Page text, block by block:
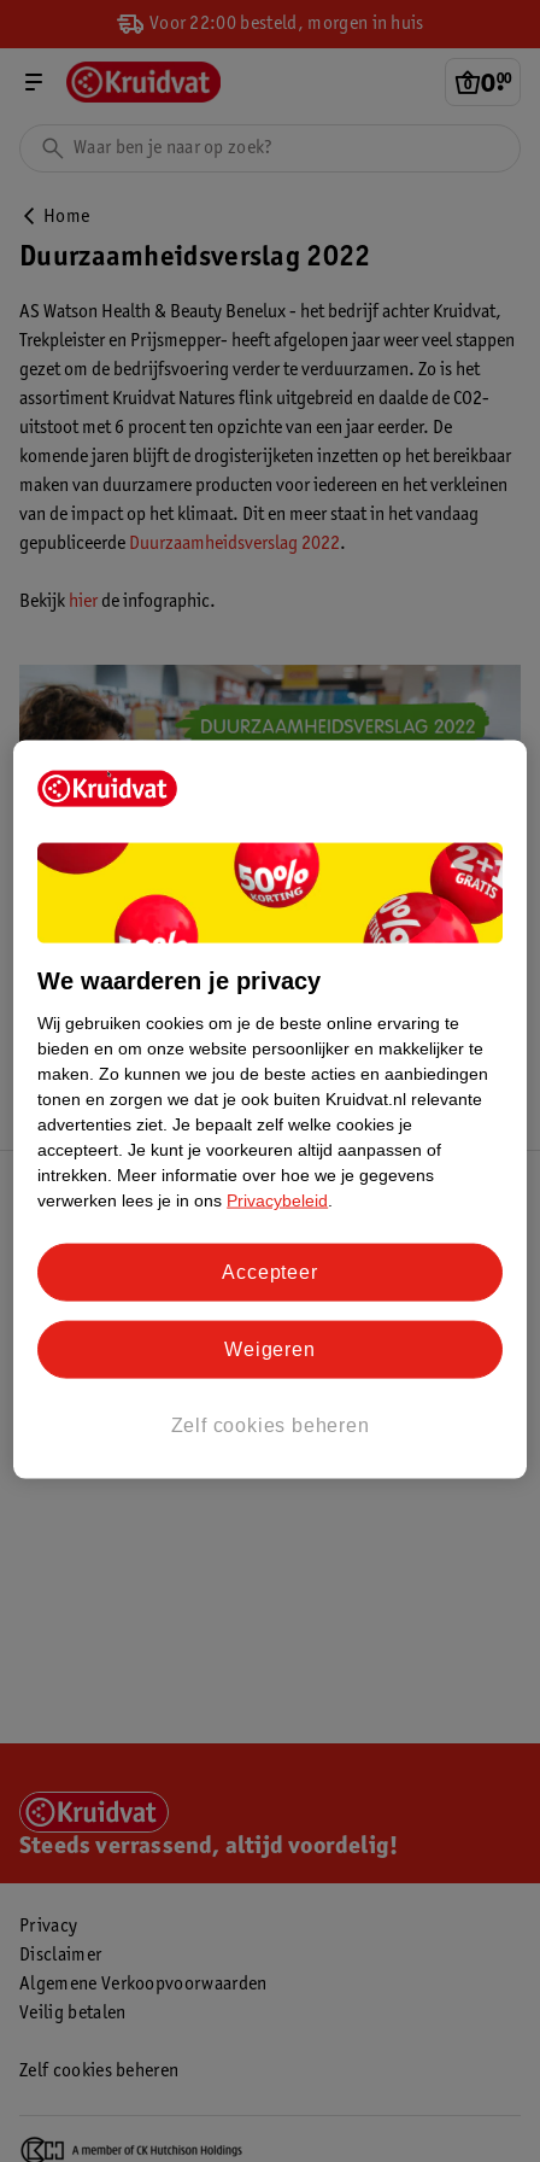
Voor 22:00 besteld, morgen in huis
0.
00
Home
Duurzaamheidsverslag 2022
AS Watson Health & Beauty Benelux - het bedrijf achter Kruidvat,
Trekpleister en Prijsmepper- heeft afgelopen jaar weer veel stappen
gezet om de bedrijfsvoering verder te verduurzamen. Zo is het
assortiment Kruidvat Natures flink uitgebreid en daalde de CO2-
uitstoot met 6 procent ten opzichte van een jaar eerder. De
komende jaren blijft de drogisterijketen inzetten op het bereikbaar
maken van duurzamere producten voor iedereen en het verkleinen
van de impact op het klimaat. Dit en meer staat in het vandaag
gepubliceerde Duurzaamheidsverslag 2022.
Bekijk hier de infographic.
Kruidvat Club
Klantenservice
Over Kruidvat
Steeds verrassend, altijd voordelig!
Privacy
Disclaimer
Algemene Verkoopvoorwaarden
Veilig betalen
Zelf cookies beheren
We waarderen je privacy
Wij gebruiken cookies om je de beste online ervaring te
bieden en om onze website persoonlijker en makkelijker te
maken. Zo kunnen we jou de beste acties en aanbiedingen
tonen en zorgen we dat je ook buiten Kruidvat.nl relevante
advertenties ziet. Je bepaalt zelf welke cookies je
accepteert. Je kunt je voorkeuren altijd aanpassen of
intrekken.
Meer informatie over hoe we je gegevens
verwerken lees je in ons Privacybeleid
Zelf cookies beheren
Weigeren
Accepteer